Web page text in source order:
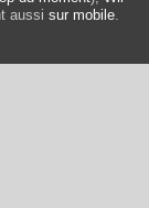
aussi sur mobile.